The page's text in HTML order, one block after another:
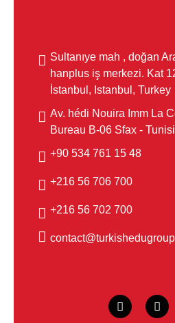
Sultanıye mah , doğan
hanplus iş merkezi. Kat
İstanbul, Istanbul, Turkey
Av. hédi Nouira Imm La
Bureau B-06 Sfax -
48 15 761 534 90+
700 706 56 216+
700 702 56 216+